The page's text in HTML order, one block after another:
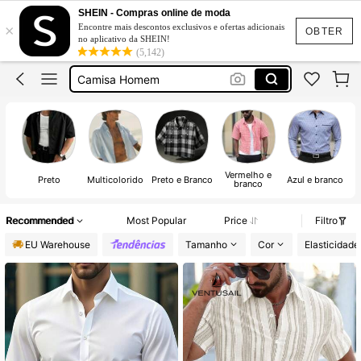
OBTER
×
SHEIN - Compras online de moda
Encontre mais descontos exclusivos e ofertas adicionais
no aplicativo da SHEIN!
(5,142)
Camisa Masculina
Camisas Homem
Camisa Homem
Camisa Social Masculina
Camisa Masculina
Preto Multicolorido Preto e Branco Vermelho e
branco Azul e branco
Recommended Most Popular Price
Filtro
EU Warehouse
Tamanho Cor